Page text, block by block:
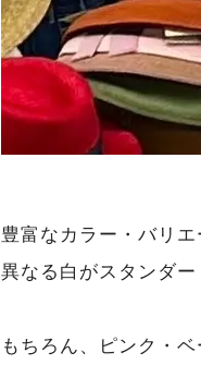
豊富なカラー・バリ
異なる白がスタンダー
もちろん、ピンク・